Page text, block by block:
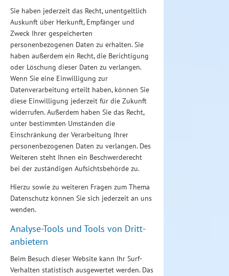
Sie haben jederzeit das Recht, unentgeltlich
Auskunft über Herkunft, Empfänger und
Zweck Ihrer gespeicherten
personenbezogenen Daten zu erhalten. Sie
haben außerdem ein Recht, die Berichtigung
oder Löschung dieser Daten zu verlangen.
Wenn Sie eine Einwilligung zur
Datenverarbeitung erteilt haben, können Sie
diese Einwilligung jederzeit für die Zukunft
widerrufen. Außerdem haben Sie das Recht,
unter bestimmten Umständen die
Einschränkung der Verarbeitung Ihrer
personenbezogenen Daten zu verlangen. Des
Weiteren steht Ihnen ein Beschwerderecht
bei der zuständigen Aufsichtsbehörde zu.
Hierzu sowie zu weiteren Fragen zum Thema
Datenschutz können Sie sich jederzeit an uns
wenden.
Analyse-Tools und Tools von Dritt­
anbietern
Beim Besuch dieser Website kann Ihr Surf-
Verhalten statistisch ausgewertet werden. Das